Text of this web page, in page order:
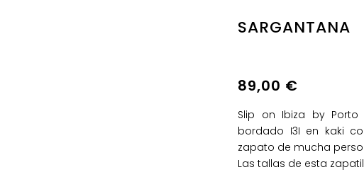
SARGANTANA
89,00 €
Slip on Ibiza by
bordado I3I en kaki
zapato de mucha
Las tallas de esta